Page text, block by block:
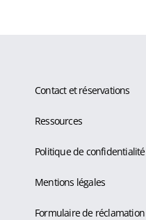
Contact et réservations
Ressources
Politique de confidentialité
Mentions légales
Formulaire de réclamation